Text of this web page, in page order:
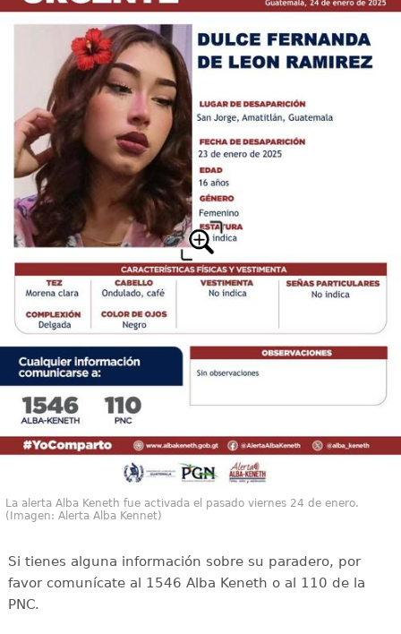
La alerta Alba Keneth fue activada el pasado viernes 24 de enero.
(Imagen: Alerta Alba Kennet)
Si tienes alguna información sobre su paradero, por
favor comunícate al 1546 Alba Keneth o al 110 de la
PNC.